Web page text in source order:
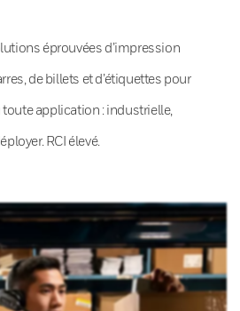
éprouvées d’impression
de billets et d’étiquettes pour
application : industrielle,
RCI élevé.